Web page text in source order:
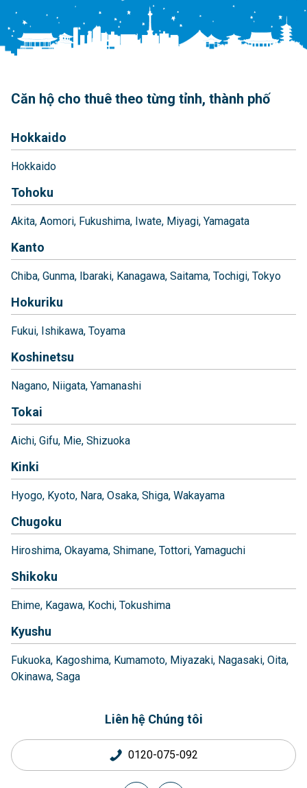
Căn hộ cho thuê theo từng tỉnh, thành phố
Hokkaido
Hokkaido
Tohoku
Akita Aomori Fukushima Iwate Miyagi Yamagata
Kanto
Chiba Gunma Ibaraki Kanagawa Saitama Tochigi Tokyo
Hokuriku
Fukui Ishikawa Toyama
Koshinetsu
Nagano Niigata Yamanashi
Tokai
Aichi Gifu Mie Shizuoka
Kinki
Hyogo Kyoto Nara Osaka Shiga Wakayama
Chugoku
Hiroshima Okayama Shimane Tottori Yamaguchi
Shikoku
Ehime Kagawa Kochi Tokushima
Kyushu
Fukuoka Kagoshima Kumamoto Miyazaki Nagasaki Oita
Okinawa Saga
Liên hệ Chúng tôi
0120-075-092